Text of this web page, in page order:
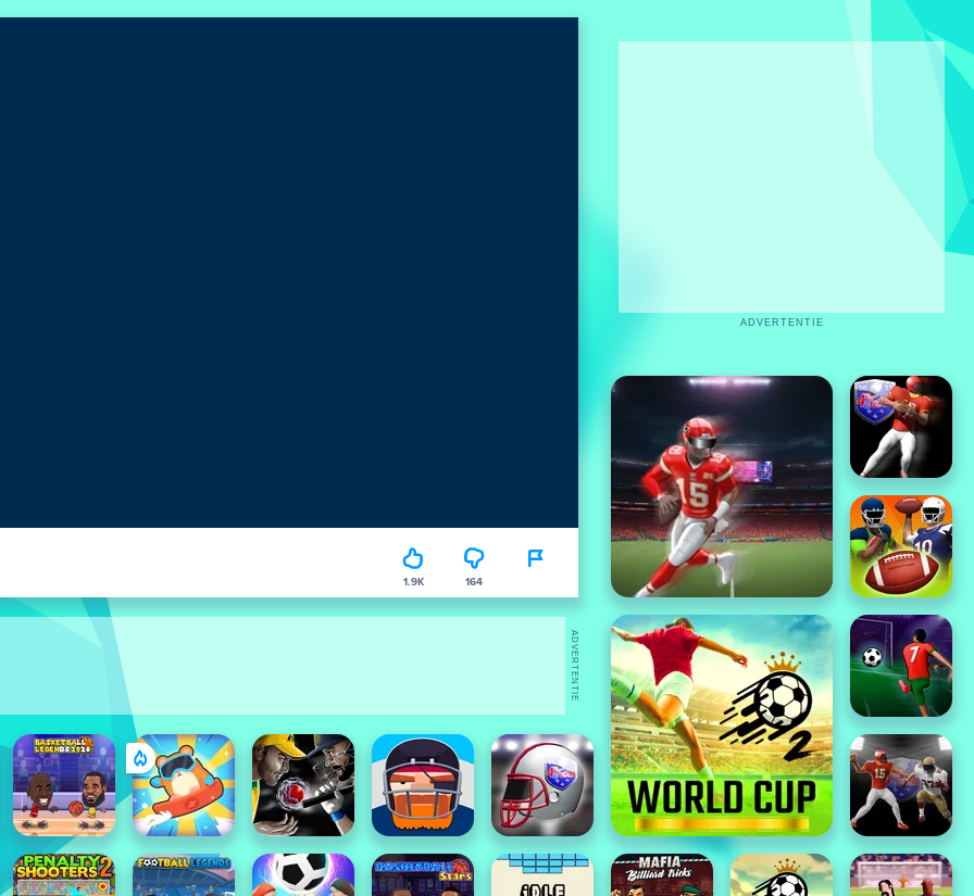
1.9K 164
ADVERTENTIE
ADVERTENTIE